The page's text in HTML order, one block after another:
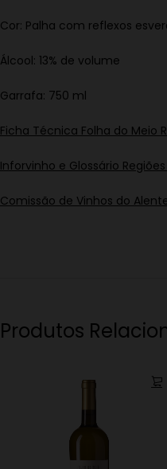
Cor: Palha com reflexos
Álcool: 13% de volume
Garrafa: 750 ml
Ficha Técnica Folha do Meio
Inforvinho e Glossário
Comissão de Vinhos do
Produtos